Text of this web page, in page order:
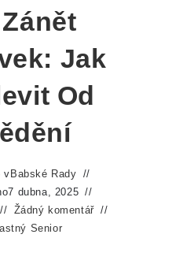
Jak
Od
v Babské Rady
7 dubna, 2025
Žádný komentář
Senior